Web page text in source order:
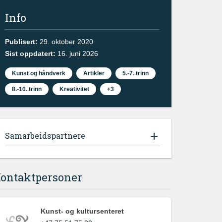
Info
Publisert: 29. oktober 2020
Sist oppdatert: 16. juni 2026
Kunst og håndverk Artikler 5.-7. trinn
8.-10. trinn Kreativitet +3
Samarbeidspartnere
Kunst- og kultursenteret